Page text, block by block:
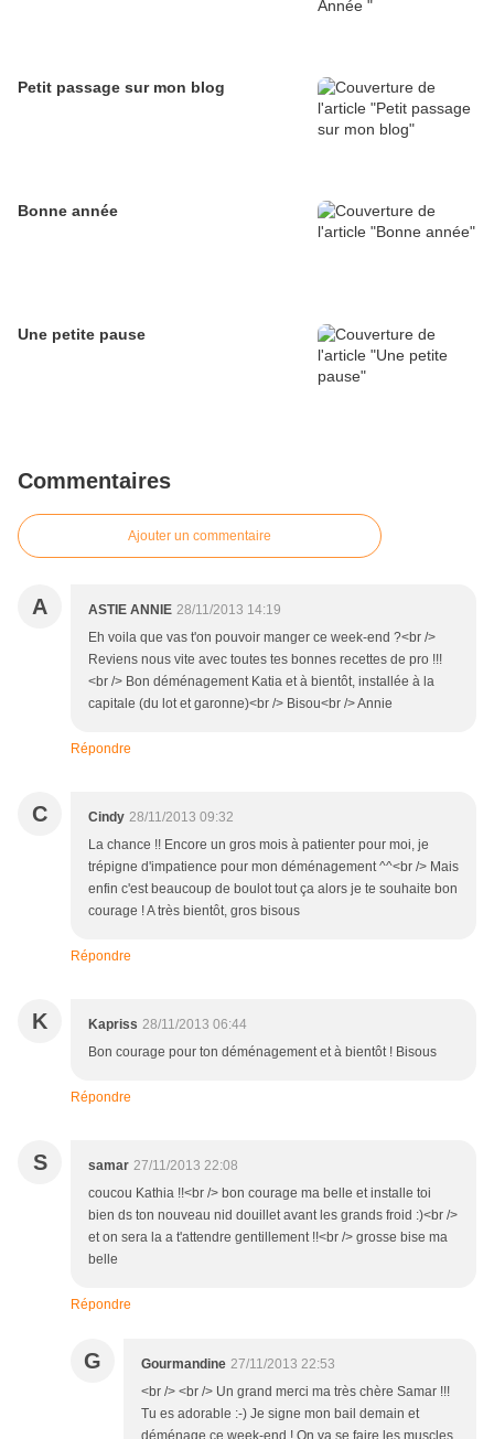
Petit passage sur mon blog
Bonne année
Une petite pause
Commentaires
Ajouter un commentaire
A ASTIE ANNIE 28/11/2013 14:19
Eh voila que vas t'on pouvoir manger ce week-end ?<br />
Reviens nous vite avec toutes tes bonnes recettes de pro !!!
<br /> Bon déménagement Katia et à bientôt, installée à la
capitale (du lot et garonne)<br /> Bisou<br /> Annie
Répondre
C Cindy 28/11/2013 09:32
La chance !! Encore un gros mois à patienter pour moi, je
trépigne d'impatience pour mon déménagement ^^<br /> Mais
enfin c'est beaucoup de boulot tout ça alors je te souhaite bon
courage ! A très bientôt, gros bisous
Répondre
K Kapriss 28/11/2013 06:44
Bon courage pour ton déménagement et à bientôt ! Bisous
Répondre
S samar 27/11/2013 22:08
coucou Kathia !!<br /> bon courage ma belle et installe toi
bien ds ton nouveau nid douillet avant les grands froid :)<br />
et on sera la a t'attendre gentillement !!<br /> grosse bise ma
belle
Répondre
G Gourmandine 27/11/2013 22:53
<br /> <br /> Un grand merci ma très chère Samar !!!
Tu es adorable :-) Je signe mon bail demain et
déménage ce week-end ! On va se faire les muscles